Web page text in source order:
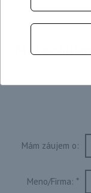
Máte
Mám záujem o:
Meno/Firma: *